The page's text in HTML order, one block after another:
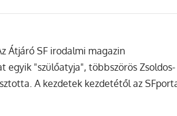
Átjáró SF irodalmi magazin
egyik "szülőatyja", többszörös Zsoldos-
A kezdetek kezdetétől az